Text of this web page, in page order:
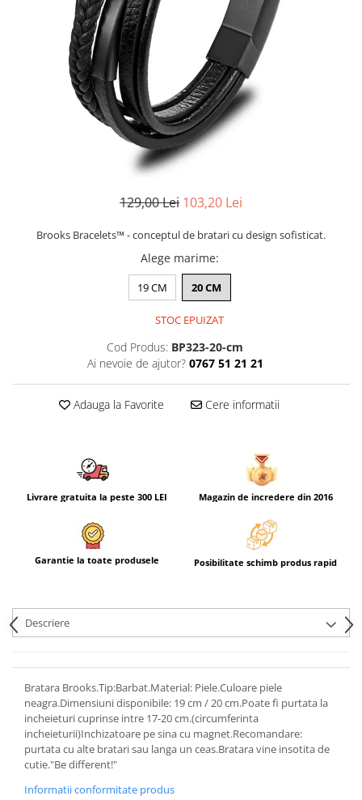
CEASURI DAMA
129,00 Lei 103,20 Lei
Brooks Bracelets™ - conceptul de bratari cu design sofisticat.
Alege marime:
19 CM 20 CM
STOC EPUIZAT
Cod Produs: BP323-20-cm
Ai nevoie de ajutor? 0767 51 21 21
Adauga la Favorite Cere informatii
Livrare gratuita la peste 300 LEI Magazin de incredere din 2016
Garantie la toate produsele Posibilitate schimb produs rapid
Descriere
Bratara Brooks.Tip:Barbat.Material: Piele.Culoare piele
neagra.Dimensiuni disponibile: 19 cm / 20 cm.Poate fi purtata la
incheieturi cuprinse intre 17-20 cm.(circumferinta
incheieturii)Inchizatoare pe sina cu magnet.Recomandare:
purtata cu alte bratari sau langa un ceas.Bratara vine insotita de
cutie."Be different!"
Informatii conformitate produs